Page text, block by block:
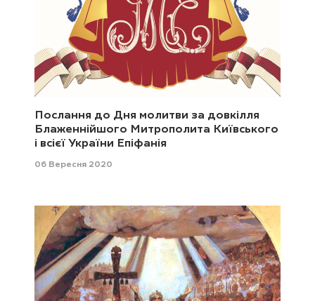
Послання до Дня молитви за довкілля
Блаженнійшого Митрополита Київського
і всієї України Епіфанія
06 Вересня 2020